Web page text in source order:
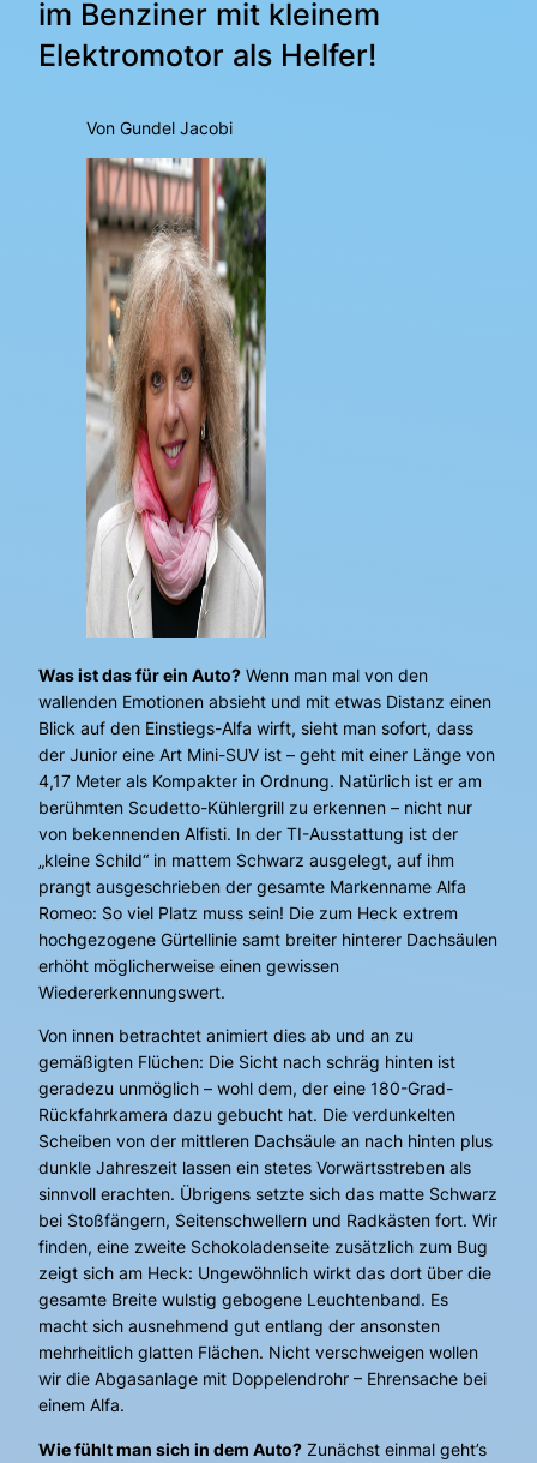
im Benziner mit kleinem
Elektromotor als Helfer!
Von Gundel Jacobi
Was ist das für ein Auto? Wenn man mal von den
wallenden Emotionen absieht und mit etwas Distanz einen
Blick auf den Einstiegs-Alfa wirft, sieht man sofort, dass
der Junior eine Art Mini-SUV ist – geht mit einer Länge von
4,17 Meter als Kompakter in Ordnung. Natürlich ist er am
berühmten Scudetto-Kühlergrill zu erkennen – nicht nur
von bekennenden Alfisti. In der TI-Ausstattung ist der
„kleine Schild“ in mattem Schwarz ausgelegt, auf ihm
prangt ausgeschrieben der gesamte Markenname Alfa
Romeo: So viel Platz muss sein! Die zum Heck extrem
hochgezogene Gürtellinie samt breiter hinterer Dachsäulen
erhöht möglicherweise einen gewissen
Wiedererkennungswert.
Von innen betrachtet animiert dies ab und an zu
gemäßigten Flüchen: Die Sicht nach schräg hinten ist
geradezu unmöglich – wohl dem, der eine 180-Grad-
Rückfahrkamera dazu gebucht hat. Die verdunkelten
Scheiben von der mittleren Dachsäule an nach hinten plus
dunkle Jahreszeit lassen ein stetes Vorwärtsstreben als
sinnvoll erachten. Übrigens setzte sich das matte Schwarz
bei Stoßfängern, Seitenschwellern und Radkästen fort. Wir
finden, eine zweite Schokoladenseite zusätzlich zum Bug
zeigt sich am Heck: Ungewöhnlich wirkt das dort über die
gesamte Breite wulstig gebogene Leuchtenband. Es
macht sich ausnehmend gut entlang der ansonsten
mehrheitlich glatten Flächen. Nicht verschweigen wollen
wir die Abgasanlage mit Doppelendrohr – Ehrensache bei
einem Alfa.
Wie fühlt man sich in dem Auto? Zunächst einmal geht’s